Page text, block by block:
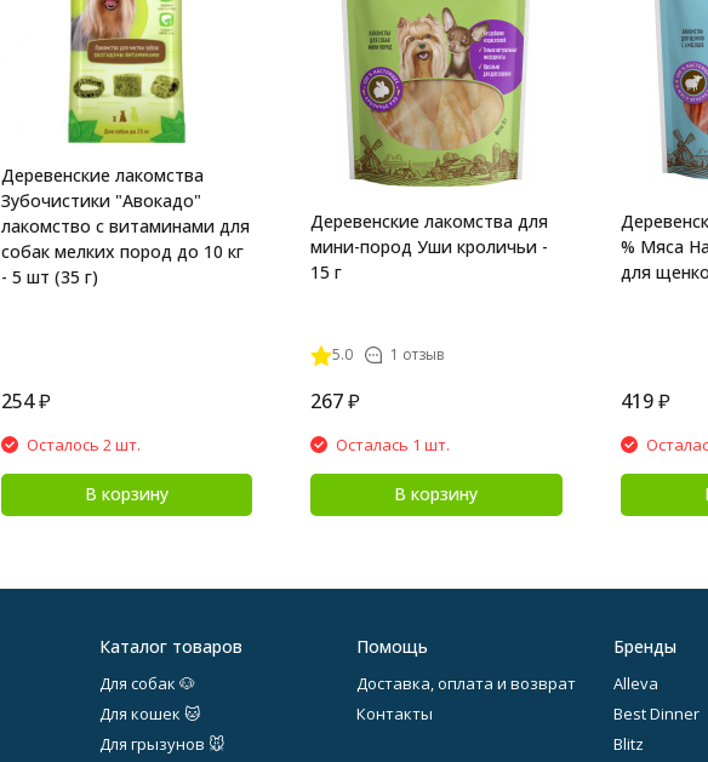
Деревенские лакомства
Зубочистики "Авокадо"
лакомство с витаминами для
собак мелких пород до 10 кг
- 5 шт (35 г)
254₽
Осталось 2 шт.
В корзину
Деревенские лакомства для
мини-пород Уши кроличьи -
15 г
5.0 1 отзыв
267₽
Осталась 1 шт.
В корзину
% Мяса
для
419₽
Каталог товаров
Для собак 🐶
Для кошек 🐱
Для грызунов 🐭
Помощь
Доставка, оплата и возврат
Контакты
Бренды
Alleva
Best Dinner
Blitz